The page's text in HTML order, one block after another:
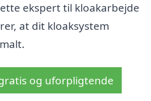
ekspert til kloakarbejde
at dit kloaksystem
og uforpligtende